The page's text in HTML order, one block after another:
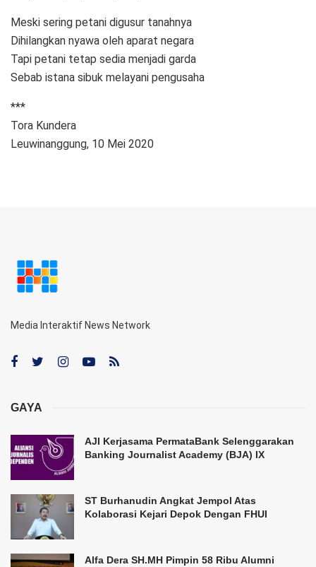
Meski sering petani digusur tanahnya
Dihilangkan nyawa oleh aparat negara
Tapi petani tetap sedia menjadi garda
Sebab istana sibuk melayani pengusaha
***
Tora Kundera
Leuwinanggung, 10 Mei 2020
Media Interaktif News Network
GAYA
AJI Kerjasama PermataBank Selenggarakan
Banking Journalist Academy (BJA) IX
ST Burhanudin Angkat Jempol Atas
Kolaborasi Kejari Depok Dengan FHUI
Alfa Dera SH.MH Pimpin 58 Ribu Alumni